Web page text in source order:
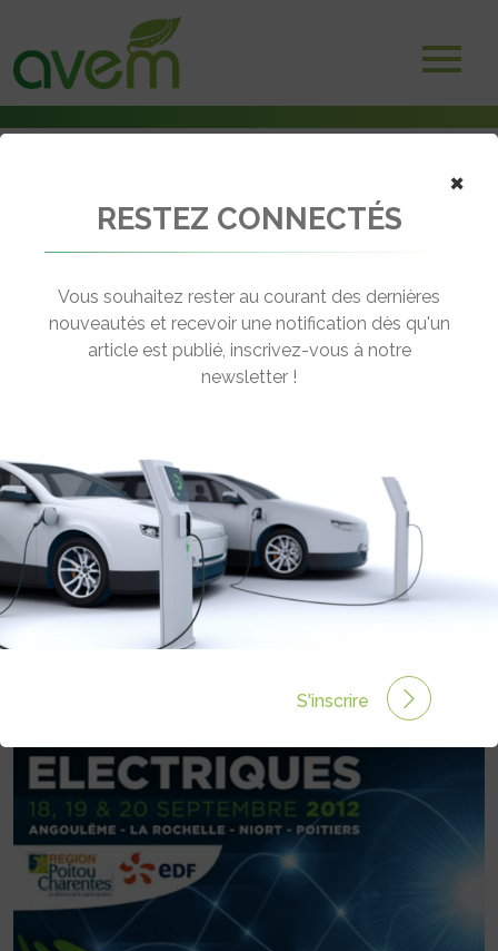
Evènement – Le Tour Poitou-Charentes en véhicules électriques aura
← Revenir aux actualités
EVÈNEMENT – LE TOUR POITOU-
CHARENTES EN VÉHICULES
ÉLECTRIQUES AURA LIEU DU 18 AU
20 SEPTEMBRE 2012
Rédigé par le 09 Sep 2012 à 00:00 0 commentaires
×
RESTEZ CONNECTÉS
Vous souhaitez rester au courant des dernières
nouveautés et recevoir une notification dès qu'un
article est publié, inscrivez-vous à notre
newsletter !
S'inscrire